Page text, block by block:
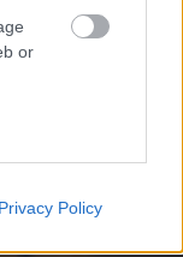
or
app.
Privacy Policy